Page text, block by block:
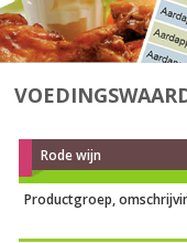
Rode wijn
Productgroep,